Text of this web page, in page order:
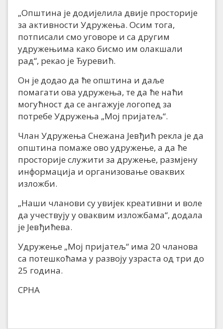
„Општина је додијелила двије просторије
за активности Удружења. Осим тога,
потписали смо уговоре и са другим
удружењима како бисмо им олакшали
рад“, рекао је Ђуревић.
Он је додао да ће општина и даље
помагати ова удружења, те да ће наћи
могућност да се ангажује логопед за
потребе Удружења „Мој пријатељ“.
Члан Удружења Снежана Јевђић рекла је да
општина помаже ово удружење, а да ће
просторије служити за дружење, размјену
информација и организовање оваквих
изложби.
„Наши чланови су увијек креативни и воле
да учествују у оваквим изложбама“, додала
је Јевђићева.
Удружење „Мој пријатељ“ има 20 чланова
са потешкоћама у развоју узраста од три до
25 година.
СРНА